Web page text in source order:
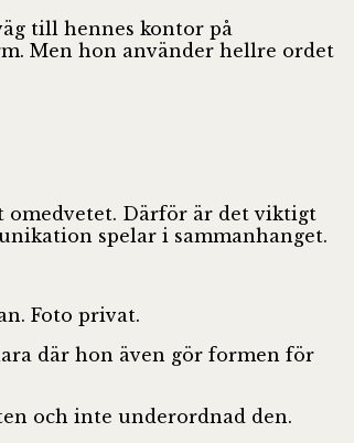
till hennes kontor på
Men hon använder hellre ordet
omedvetet. Därför är det viktigt
spelar i sammanhanget.
Foto privat.
där hon även gör formen för
och inte underordnad den.